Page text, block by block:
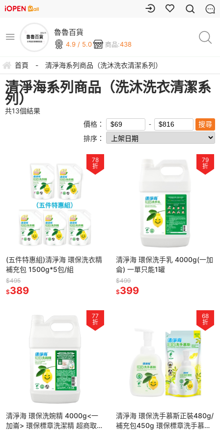
魯魯百貨
4.9 / 5.0 商品:438
首頁 - 清淨海系列商品（洗沐洗衣清潔系列）
清淨海系列商品（洗沐洗衣清潔系
列）
共13個結果
價格：
排序：
78
折
(五件特惠組)清淨海 環保洗衣精
補充包 1500g*5包/組
$495
$389
79
折
清淨海 環保洗手乳 4000g(一加
侖) 一單只能1罐
$499
$399
77
折
清淨海 環保洗婉精 4000g<一
加崙> 環保標章洗潔精 超商取貨
68
折
清淨海 環保洗手慕斯正裝480g/
補充包450g 環保標章洗手慕斯